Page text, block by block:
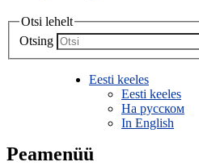
Otsi lehelt
Otsing
Eesti keeles
Eesti keeles
На русском
In English
Peamenüü